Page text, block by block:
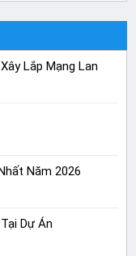
Lắp Mạng Lan
Năm 2026
Dự Án